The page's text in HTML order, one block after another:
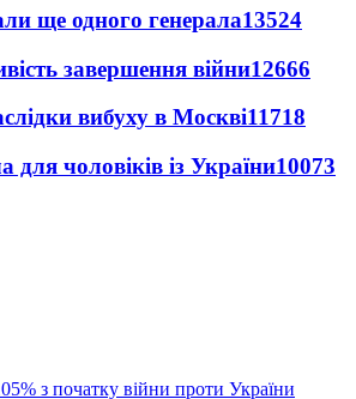
ще одного генерала13524
завершення війни12666
вибуху в Москві11718
для чоловіків із України10073